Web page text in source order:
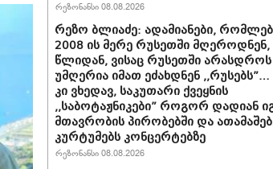
რეზონანსი 08.08.2026
რეზო ბლიაძე: ადამიანები,
2008 ის მერე რუსეთში მღეროდნენ,
წლიდან, ვისაც რუსეთში არასდროს
უმღერია იმათ ეძახდნენ
კი ვხედავ, საკუთარი ქვეყნის
,,საბოტაჟნიკები” როგორ დადიან
მთავრობის პირობებში და
კურტუმებს კონცერტებზე
რეზონანსი 08.08.2026